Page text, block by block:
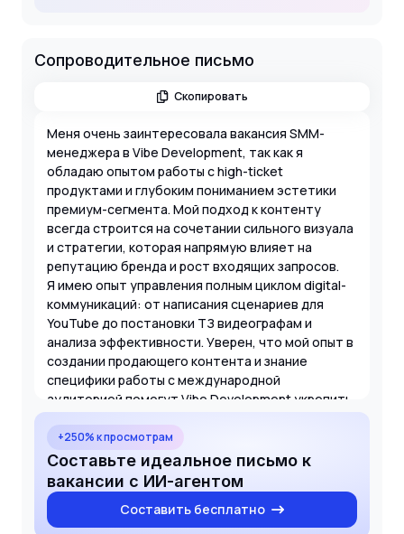
Сопроводительное письмо
Скопировать
Меня очень заинтересовала вакансия SMM-
менеджера в Vibe Development, так как я
обладаю опытом работы с high-ticket
продуктами и глубоким пониманием эстетики
премиум-сегмента. Мой подход к контенту
всегда строится на сочетании сильного визуала
и стратегии, которая напрямую влияет на
репутацию бренда и рост входящих запросов.
Я имею опыт управления полным циклом digital-
коммуникаций: от написания сценариев для
YouTube до постановки ТЗ видеографам и
анализа эффективности. Уверен, что мой опыт в
создании продающего контента и знание
специфики работы с международной
аудиторией помогут Vibe Development укрепить
позиции на рынке недвижимости Бали. Буду рад
обсудить мои кейсы и то, как я могу быть
полезен вашей команде.
+250% к просмотрам
Составьте идеальное письмо к
вакансии с ИИ-агентом
Составить бесплатно